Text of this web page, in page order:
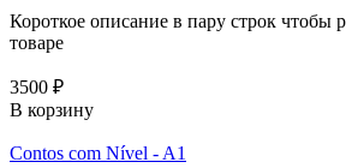
Короткое описание в пару строк чтобы
товаре
3500 ₽
В корзину
Contos com Nível - A1